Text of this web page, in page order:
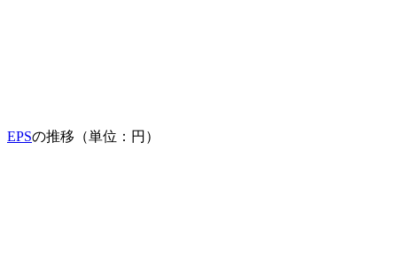
EPSの推移（単位：円）